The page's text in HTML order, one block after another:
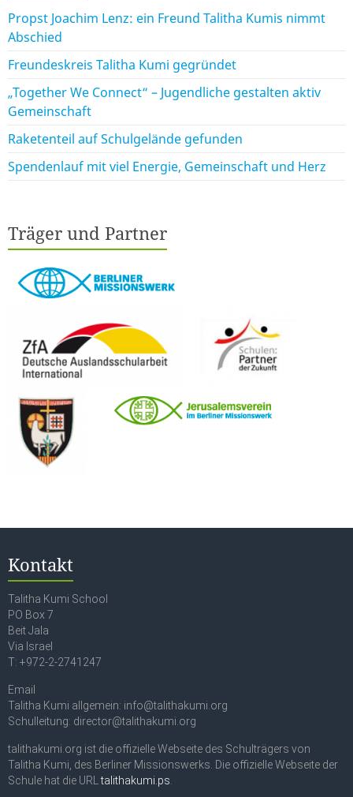
Propst Joachim Lenz: ein Freund Talitha Kumis nimmt
Abschied
Freundeskreis Talitha Kumi gegründet
„Together We Connect“ – Jugendliche gestalten aktiv
Gemeinschaft
Raketenteil auf Schulgelände gefunden
Spendenlauf mit viel Energie, Gemeinschaft und Herz
Träger und Partner
Kontakt
Talitha Kumi School
PO Box 7
Beit Jala
Via Israel
T: +972-2-2741247
Email
Talitha Kumi allgemein: info@talithakumi.org
Schulleitung: director@talithakumi.org
talithakumi.org ist die offizielle Webseite des Schulträgers von
Talitha Kumi, des Berliner Missionswerks. Die offizielle Webseite der
Schule hat die URLtalithakumi.ps